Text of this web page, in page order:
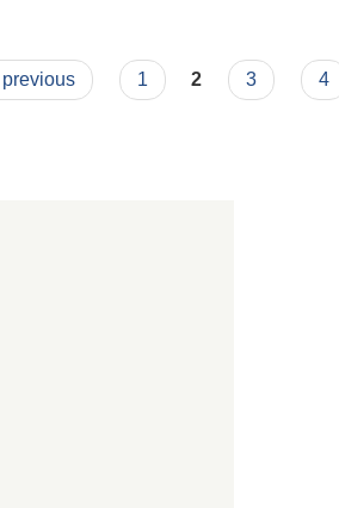
previous 1 2 3 4